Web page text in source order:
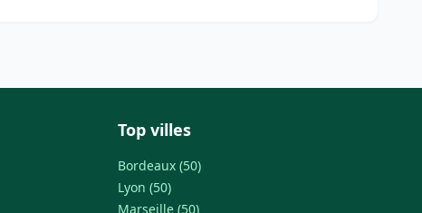
Top villes
Bordeaux (50)
Lyon (50)
Marseille (50)